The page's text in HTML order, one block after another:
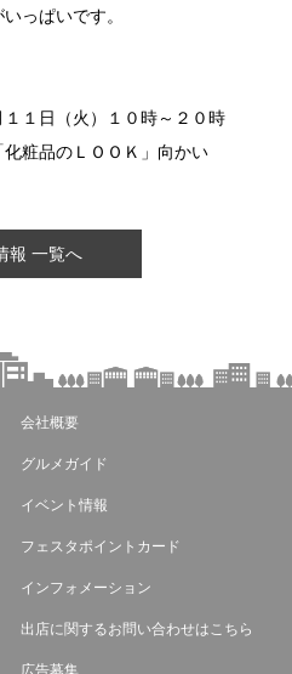
っぱいです。
１１日（火）１０時～２０時
粧品のＬＯＯＫ」向かい
報 一覧へ
会社概要
グルメガイド
イベント情報
フェスタポイントカード
インフォメーション
出店に関するお問い合わせはこちら